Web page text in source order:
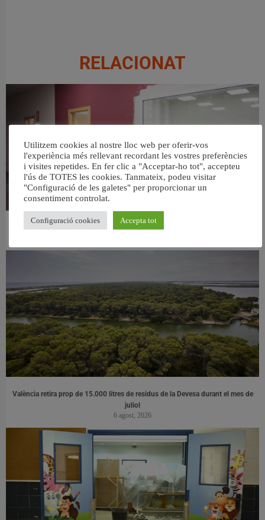
RELACIONAT
València ultima el nou centre per a persones majors del barri de Sant Antoni
València retira prop de 15.000 litres de residus de la Devesa durant el mes de
juliol
6 agost, 2026
Utilitzem cookies al nostre lloc web per oferir-vos
l'experiència més rellevant recordant les vostres preferències
i visites repetides. En fer clic a "Acceptar-ho tot", accepteu
l'ús de TOTES les cookies. Tanmateix, podeu visitar
"Configuració de les galetes" per proporcionar un
consentiment controlat.
Configuració cookies Accepta tot